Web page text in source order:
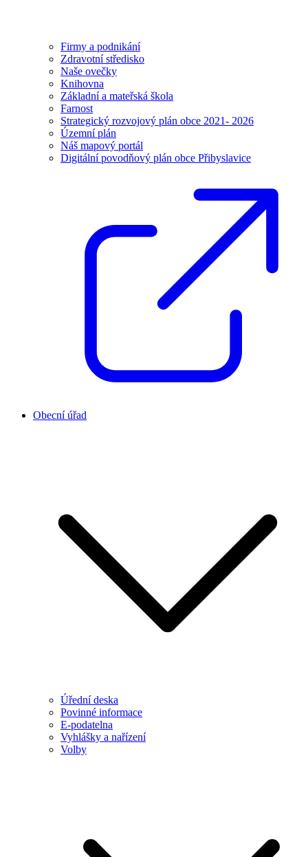
Firmy a podnikání
Zdravotní středisko
Naše ovečky
Knihovna
Základní a mateřská škola
Farnost
Strategický rozvojový plán obce 2021- 2026
Územní plán
Náš mapový portál
Digitální povodňový plán obce Přibyslavice
Obecní úřad
Úřední deska
Povinné informace
E-podatelna
Vyhlášky a nařízení
Volby